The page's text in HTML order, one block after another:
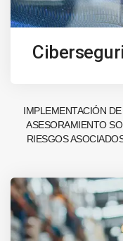
IMPLEMENTACIÓN
ASESORAMIENTO
RIESGOS